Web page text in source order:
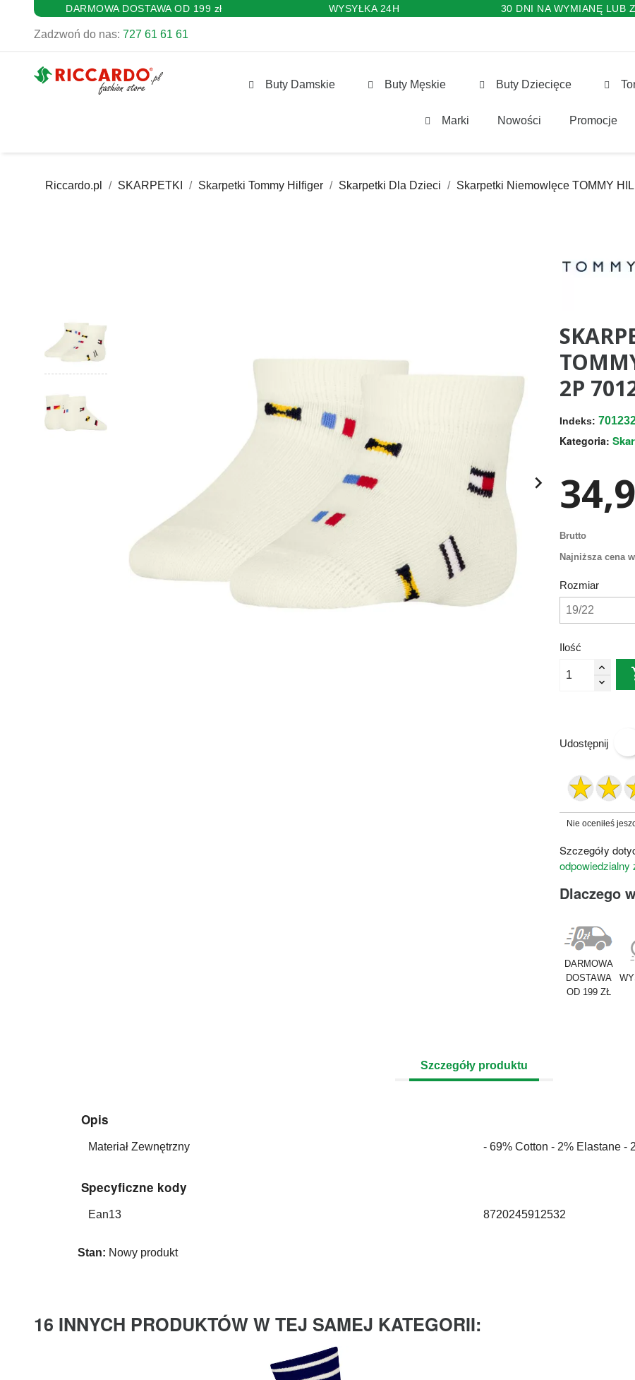
DARMOWA DOSTAWA OD 199 zł WYSYŁKA 24H 30 DNI NA WYMIANĘ LUB
Zadzwoń do nas: 727 61 61 61
Buty Damskie Buty Męskie Buty Dziecięce
Marki Nowości Promocje
Riccardo.pl SKARPETKI Skarpetki Tommy Hilfiger Skarpetki Dla Dzieci Skarpetki Niemowlęce TOMMY

2P
Indeks:
Kategoria:
Brutto
Najniższa cena
Rozmiar
Ilość
Udostępnij
Nie oceniłeś
Szczegóły
odpowiedzialny
Dlaczego
DARMOWA
DOSTAWA
OD 199 ZŁ
Szczegóły produktu
Opis
Materiał Zewnętrzny - 69% Cotton - 2% Elastane -
Specyficzne kody
Ean13 8720245912532
Stan: Nowy produkt
16 INNYCH PRODUKTÓW W TEJ SAMEJ KATEGORII: